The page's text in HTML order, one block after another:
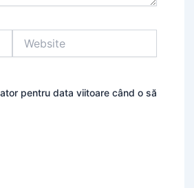
pentru data viitoare când o să